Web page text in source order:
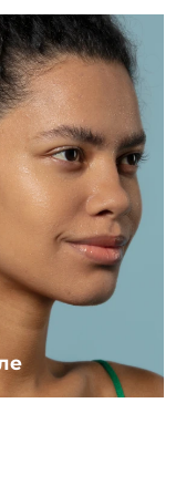
дата доставки
8/12/26
дата доставки
8/8/26
дата доставки
8/11/26
дата доставки
8/13/26
дата доставки
дата доставки
8/8/26